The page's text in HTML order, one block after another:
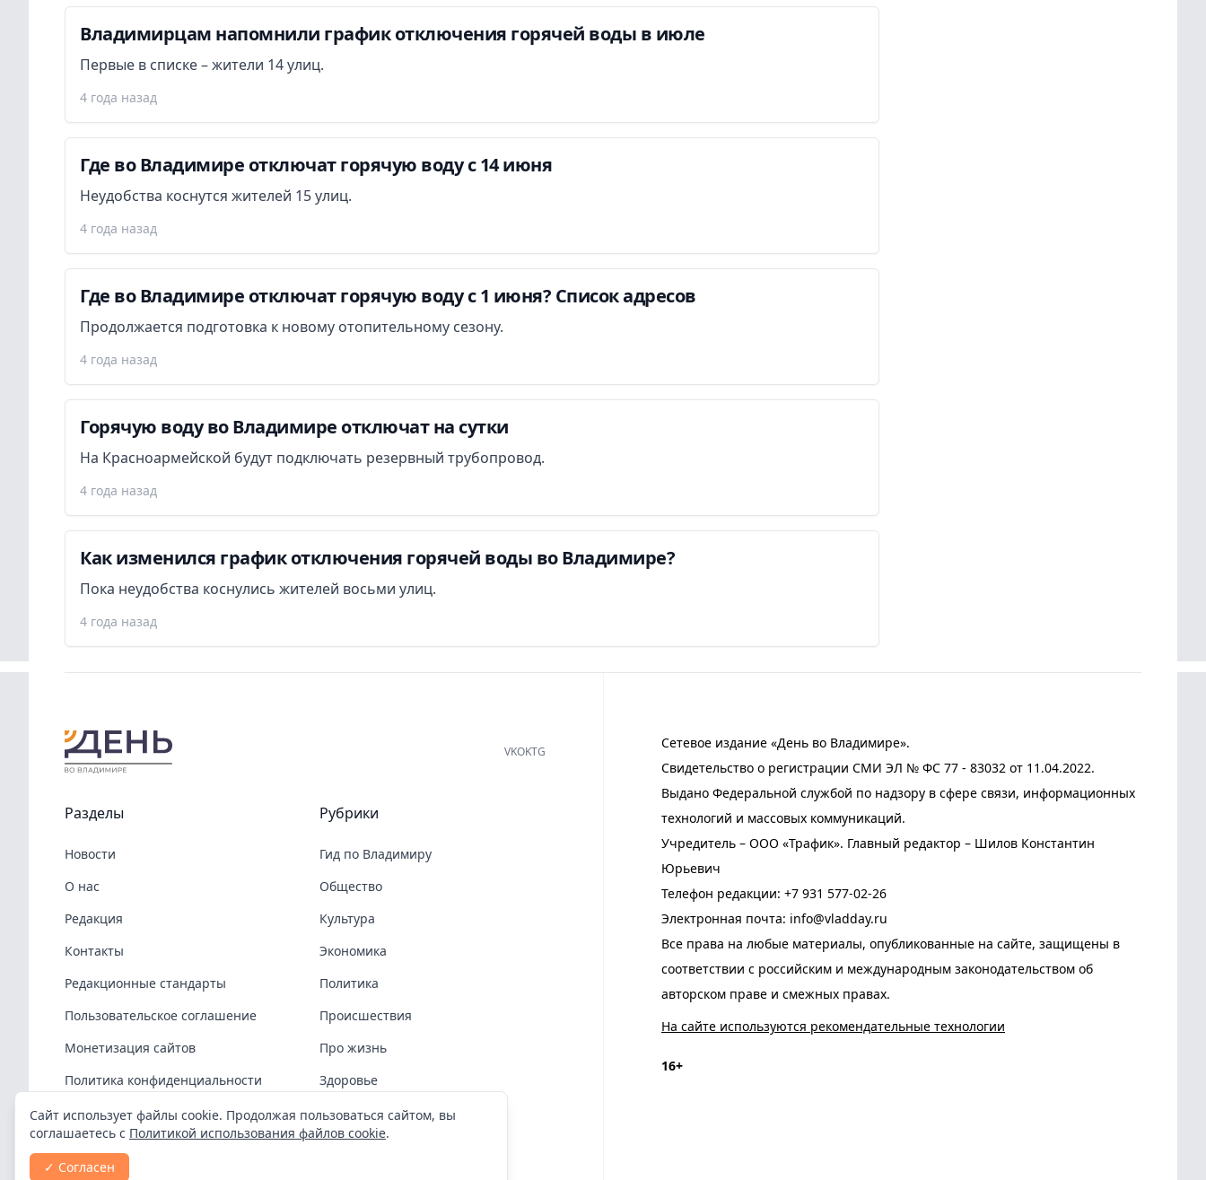
Владимирцам напомнили график отключения горячей воды в июле
Первые в списке – жители 14 улиц.
4 года назад
Где во Владимире отключат горячую воду с 14 июня
Неудобства коснутся жителей 15 улиц.
4 года назад
Где во Владимире отключат горячую воду с 1 июня? Список адресов
Продолжается подготовка к новому отопительному сезону.
4 года назад
Горячую воду во Владимире отключат на сутки
На Красноармейской будут подключать резервный трубопровод.
4 года назад
Как изменился график отключения горячей воды во Владимире?
Пока неудобства коснулись жителей восьми улиц.
4 года назад
Сетевое издание «День во Владимире».
Свидетельство о регистрации СМИ ЭЛ № ФС 77 - 83032 от 11.04.2022.
Выдано Федеральной службой по надзору в сфере связи, информационных
технологий и массовых коммуникаций.
Учредитель – ООО «Трафик». Главный редактор – Шилов Константин
Юрьевич
Телефон редакции: +7 931 577-02-26
Электронная почта: info@vladday.ru
Все права на любые материалы, опубликованные на сайте, защищены в
соответствии с российским и международным законодательством об
авторском праве и смежных правах.
На сайте используются рекомендательные технологии
16+
VKOKTG
Разделы
Новости
О нас
Редакция
Контакты
Редакционные стандарты
Пользовательское соглашение
Монетизация сайтов
Политика конфиденциальности
Политика cookies
Рубрики
Гид по Владимиру
Общество
Культура
Экономика
Политика
Происшествия
Про жизнь
Здоровье
COVID-19
Спорт
Сайт использует файлы cookie. Продолжая пользоваться сайтом, вы
соглашаетесь с Политикой использования файлов cookie.
✓ Согласен